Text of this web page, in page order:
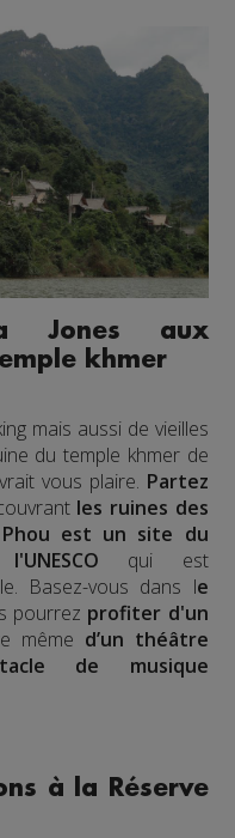
Jones aux
khmer
mais aussi de vieilles
du temple khmer de
vous plaire. Partez
les ruines des
est un site du
qui est
Basez-vous dans le
pourrez profiter d'un
même d’un théâtre
de musique
à la Réserve